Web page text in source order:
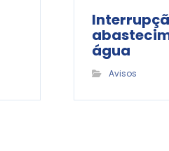
água
Avisos